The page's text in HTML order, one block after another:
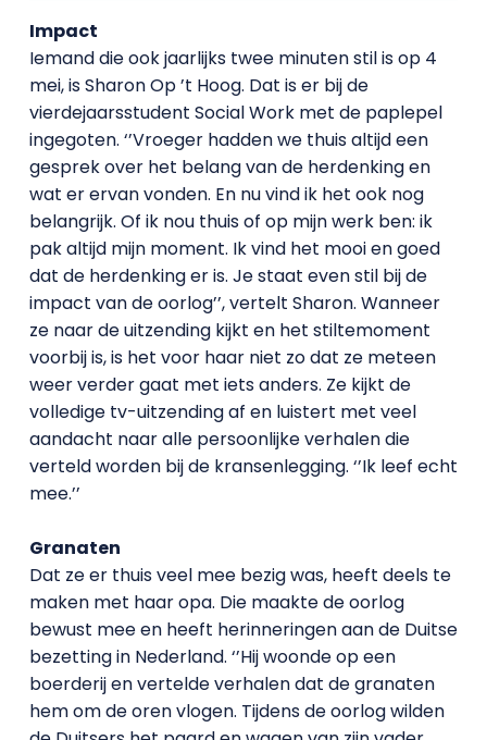
Impact
Iemand die ook jaarlijks twee minuten stil is op 4
mei, is Sharon Op ’t Hoog. Dat is er bij de
vierdejaarsstudent Social Work met de paplepel
ingegoten. ‘’Vroeger hadden we thuis altijd een
gesprek over het belang van de herdenking en
wat er ervan vonden. En nu vind ik het ook nog
belangrijk. Of ik nou thuis of op mijn werk ben: ik
pak altijd mijn moment. Ik vind het mooi en goed
dat de herdenking er is. Je staat even stil bij de
impact van de oorlog’’, vertelt Sharon. Wanneer
ze naar de uitzending kijkt en het stiltemoment
voorbij is, is het voor haar niet zo dat ze meteen
weer verder gaat met iets anders. Ze kijkt de
volledige tv-uitzending af en luistert met veel
aandacht naar alle persoonlijke verhalen die
verteld worden bij de kransenlegging. ‘’Ik leef echt
mee.’’
Granaten
Dat ze er thuis veel mee bezig was, heeft deels te
maken met haar opa. Die maakte de oorlog
bewust mee en heeft herinneringen aan de Duitse
bezetting in Nederland. ‘’Hij woonde op een
boerderij en vertelde verhalen dat de granaten
hem om de oren vlogen. Tijdens de oorlog wilden